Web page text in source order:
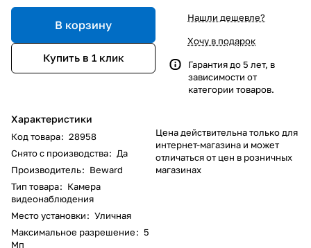
В корзину
Купить в 1 клик
Характеристики
Код товара: 28958
Снято с производства: Да
Производитель: Beward
Тип товара: Камера
видеонаблюдения
Место установки: Уличная
Максимальное разрешение: 5
Мп
Нашли дешевле?
Хочу в подарок
Гарантия до 5 лет, в
зависимости от
категории товаров.
Цена действительна только для
интернет-магазина и может
отличаться от цен в розничных
магазинах